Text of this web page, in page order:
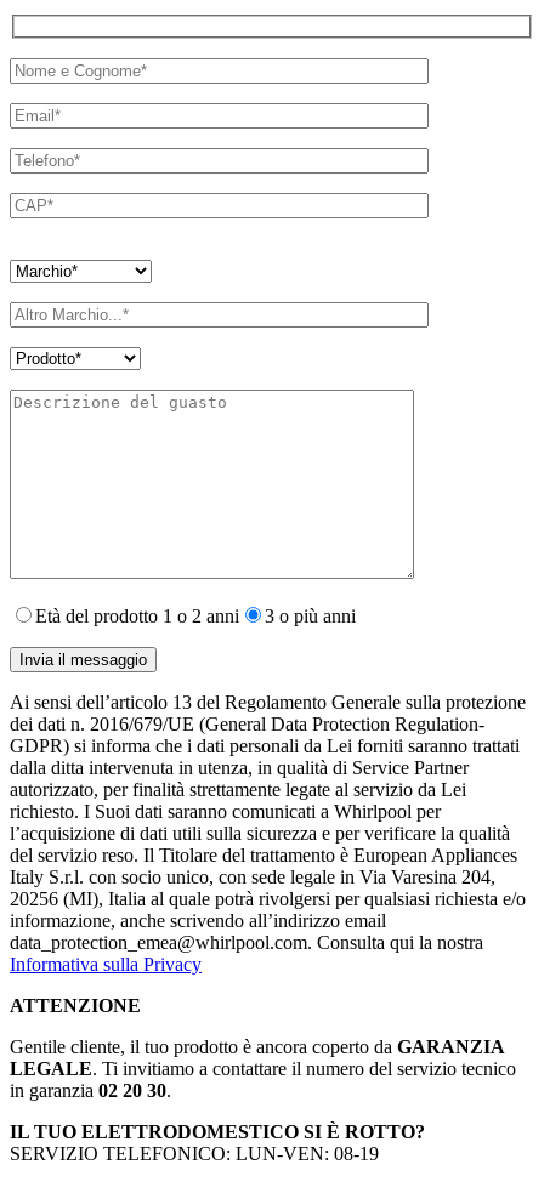
Età del prodotto 1 o 2 anni 3 o più anni
Ai sensi dell’articolo 13 del Regolamento Generale sulla protezione
dei dati n. 2016/679/UE (General Data Protection Regulation-
GDPR) si informa che i dati personali da Lei forniti saranno​ trattati
dalla ditta intervenuta in utenza,​ in qualità di Service Partner
autorizzato, per finalità strettamente legate al servizio da Lei
richiesto. I S​uoi dati saranno comunicati a Whirlpool per
l’acquisizione di dati utili sulla sicurezza e per verificare la qualità
del servizio reso. Il Titolare del trattamento è European Appliances
Italy S.r.l. con socio unico, con sede legale in Via Varesina 204,
20256 (MI), Italia al quale potrà rivolgersi per qualsiasi richiesta e/o
informazione, anche scrivendo all’indirizzo email
data_protection_emea@whirlpool.com. Consulta qui la nostra
Informativa sulla Privacy
ATTENZIONE
Gentile cliente, il tuo prodotto è ancora coperto da GARANZIA
LEGALE. Ti invitiamo a contattare il numero del servizio tecnico
in garanzia 02 20 30.
IL TUO ELETTRODOMESTICO SI È ROTTO?
SERVIZIO TELEFONICO: LUN-VEN: 08-19